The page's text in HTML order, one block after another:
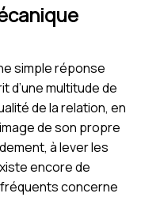
simple réponse
d’une multitude de
de la relation, en
de son propre
à lever les
encore de
fréquents concerne